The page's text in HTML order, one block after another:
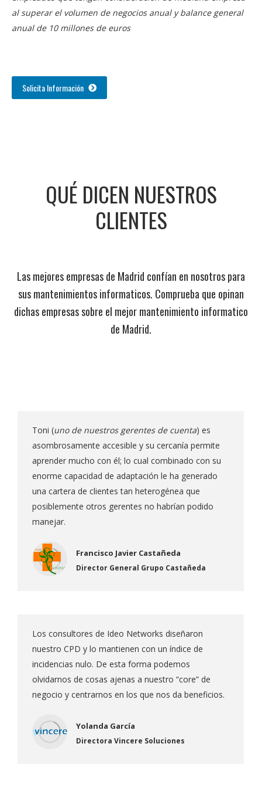
al superar el volumen de negocios anual y balance general
anual de 10 millones de euros
Solicita Información
QUÉ DICEN NUESTROS
CLIENTES
Las mejores empresas de Madrid confían en nosotros para
sus mantenimientos informaticos. Comprueba que opinan
dichas empresas sobre el mejor mantenimiento informatico
de Madrid.
Toni (uno de nuestros gerentes de cuenta) es
asombrosamente accesible y su cercanía permite
aprender mucho con él; lo cual combinado con su
enorme capacidad de adaptación le ha generado
una cartera de clientes tan heterogénea que
posiblemente otros gerentes no habrían podido
manejar.
Francisco Javier Castañeda
Director General Grupo Castañeda
Los consultores de Ideo Networks diseñaron
nuestro CPD y lo mantienen con un índice de
incidencias nulo. De esta forma podemos
olvidarnos de cosas ajenas a nuestro “core” de
negocio y centrarnos en los que nos da beneficios.
Yolanda García
Directora Vincere Soluciones